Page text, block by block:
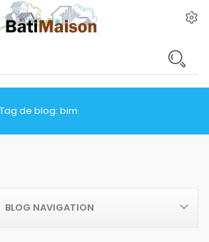
Tag de blog: bim
BLOG NAVIGATION